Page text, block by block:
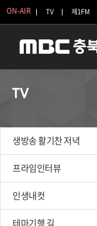
ON-AIR TV 제1FM
TV
생방송 활기찬 저녁
프라임인터뷰
인생내컷
테마기행 길